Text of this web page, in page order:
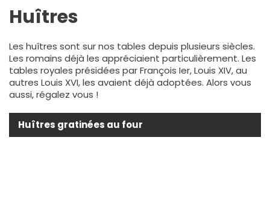
Huîtres
Les huîtres sont sur nos tables depuis plusieurs siècles.
Les romains déjà les appréciaient particulièrement. Les
tables royales présidées par François Ier, Louis XIV, au
autres Louis XVI, les avaient déjà adoptées. Alors vous
aussi, régalez vous !
Huîtres gratinées au four